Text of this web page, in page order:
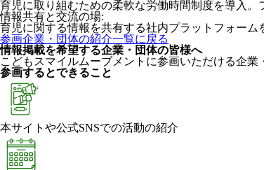
育児に取り組むための柔軟な労働時間制度を導入
情報共有と交流の場:
育児に関する情報を共有する社内プラットフォーム
参画企業・団体の紹介一覧に戻る
情報掲載を希望する企業・団体の皆様へ
こどもスマイルムーブメントに参画いただける企業
参画するとできること
本サイトや公式SNSでの活動の紹介